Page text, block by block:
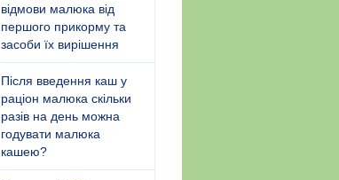
відмови малюка від
першого прикорму та
засоби їх вирішення
Після введення каш у
раціон малюка скільки
разів на день можна
годувати малюка
кашею?